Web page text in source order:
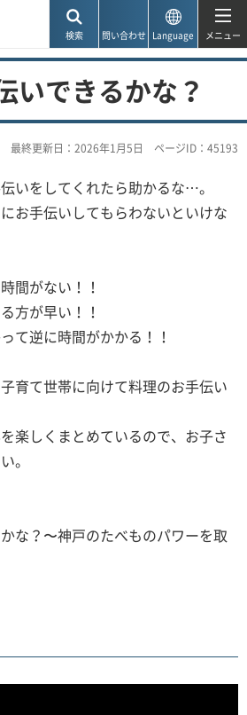
検索 問い合わせ Language メニュー
いできるかな？
最終更新日：2026年1月5日 ページID：45193
いをしてくれたら助かるな…。
お手伝いしてもらわないといけな
間がない！！
方が早い！！
て逆に時間がかかる！！
育て世帯に向けて料理のお手伝い
楽しくまとめているので、お子さ
。
な？〜神戸のたべものパワーを取